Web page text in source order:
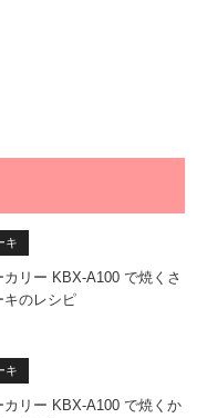
キ
リー KBX-A100 で焼くさ
キのレシピ
キ
リー KBX-A100 で焼くか